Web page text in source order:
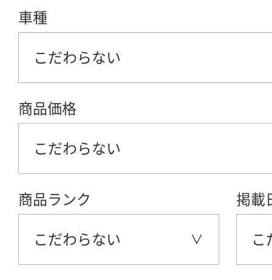
車種
こだわらない
商品価格
こだわらない
商品ランク
こだわらない
掲載
こ